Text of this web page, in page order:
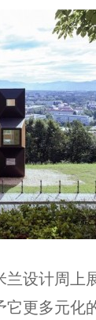
兰设计周上
它更多元化